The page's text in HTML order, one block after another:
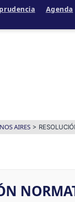
Agenda
AIRES >